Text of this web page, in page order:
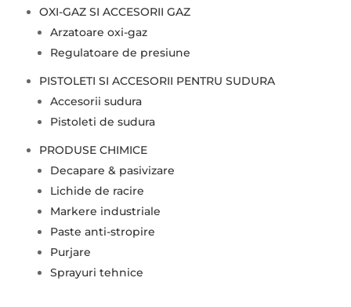
OXI-GAZ SI ACCESORII GAZ
Arzatoare oxi-gaz
Regulatoare de presiune
PISTOLETI SI ACCESORII PENTRU SUDURA
Accesorii sudura
Pistoleti de sudura
PRODUSE CHIMICE
Decapare & pasivizare
Lichide de racire
Markere industriale
Paste anti-stropire
Purjare
Sprayuri tehnice